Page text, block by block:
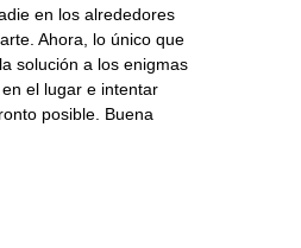
en los alrededores
Ahora, lo único que
solución a los enigmas
el lugar e intentar
posible. Buena